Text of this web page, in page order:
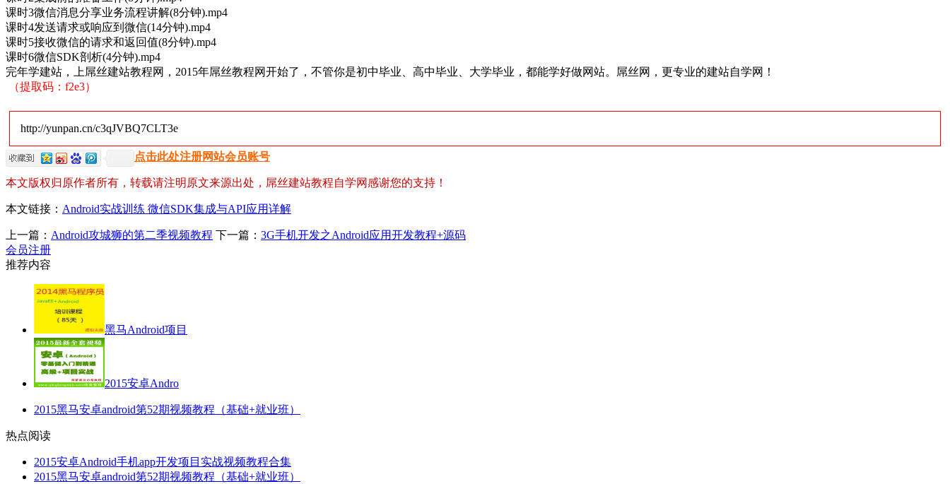
课时3微信消息分享业务流程讲解(8分钟).mp4
课时4发送请求或响应到微信(14分钟).mp4
课时5接收微信的请求和返回值(8分钟).mp4
课时6微信SDK剖析(4分钟).mp4
完年学建站，上屌丝建站教程网，2015年屌丝教程网开始了，不管你是初中毕业、高中毕业、大学毕业，都能学好做网站。屌丝网，更专业的建站自学网！
（提取码：f2e3）
http://yunpan.cn/c3qJVBQ7CLT3e
点击此处注册网站会员账号
本文版权归原作者所有，转载请注明原文来源出处，屌丝建站教程自学网感谢您的支持！
本文链接： Android实战训练 微信SDK集成与API应用详解
上一篇： Android攻城狮的第二季视频教程 下一篇： 3G手机开发之Android应用开发教程+源码
会员注册
推荐内容
黑马Android项目
2015安卓Andro
2015黑马安卓android第52期视频教程（基础+就业班）
热点阅读
2015安卓Android手机app开发项目实战视频教程合集
2015黑马安卓android第52期视频教程（基础+就业班）